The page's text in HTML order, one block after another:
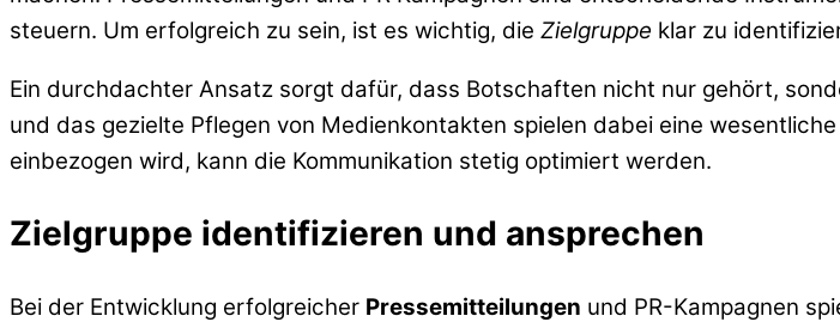
steuern. Um erfolgreich zu sein, ist es wichtig, die Zielgruppe klar zu
Ein durchdachter Ansatz sorgt dafür, dass Botschaften nicht nur gehört,
und das gezielte Pflegen von Medienkontakten spielen dabei eine
einbezogen wird, kann die Kommunikation stetig optimiert werden.
Zielgruppe identifizieren und ansprechen
Bei der Entwicklung erfolgreicher Pressemitteilungen und PR-Kampagnen